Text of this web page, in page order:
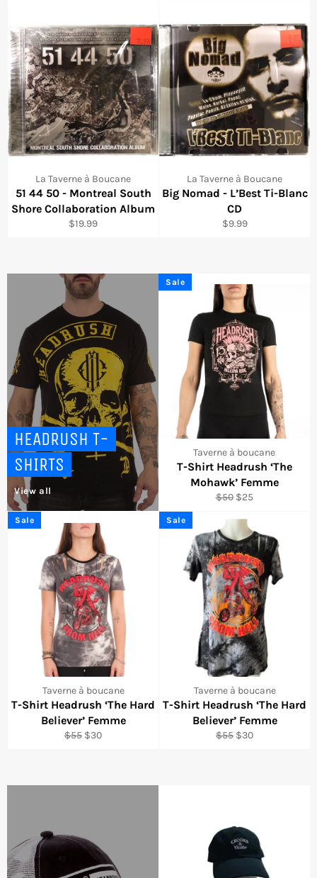
La Taverne à Boucane
51 44 50 - Montreal South
Shore Collaboration Album
Regular
$19.99
La Taverne à Boucane
Big Nomad - L’Best Ti-Blanc
CD
Regular
$9.99
HEADRUSH T-
SHIRTS
View all
Taverne à boucane
T-Shirt Headrush ‘The
Mohawk’ Femme
Regular
$50 Sale
$25
Sale
Taverne à boucane
T-Shirt Headrush ‘The Hard
Believer’ Femme
Regular
$55 Sale
$30
Sale
Taverne à boucane
T-Shirt Headrush ‘The Hard
Believer’ Femme
Regular
$55 Sale
$30
Sale